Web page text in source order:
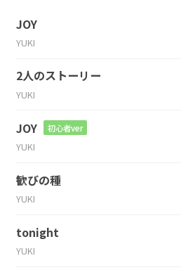
JOY
YUKI
2人のストーリー
YUKI
JOY 初心者ver
YUKI
歓びの種
YUKI
tonight
YUKI